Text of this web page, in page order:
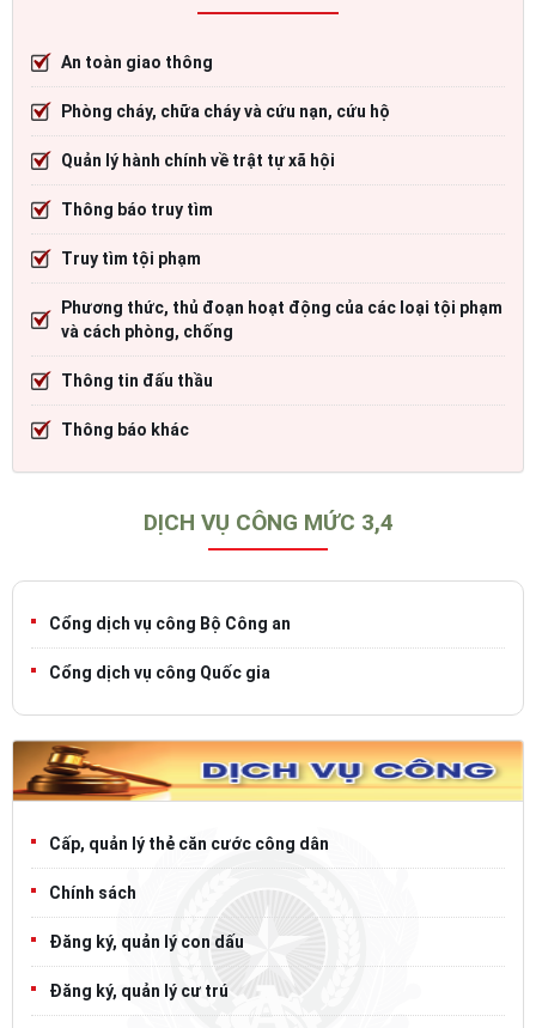
An toàn giao thông
Phòng cháy, chữa cháy và cứu nạn, cứu hộ
Quản lý hành chính về trật tự xã hội
Thông báo truy tìm
Truy tìm tội phạm
Phương thức, thủ đoạn hoạt động của các loại tội phạm
và cách phòng, chống
Thông tin đấu thầu
Thông báo khác
DỊCH VỤ CÔNG MỨC 3,4
Cổng dịch vụ công Bộ Công an
Cổng dịch vụ công Quốc gia
Cấp, quản lý thẻ căn cước công dân
Chính sách
Đăng ký, quản lý con dấu
Đăng ký, quản lý cư trú